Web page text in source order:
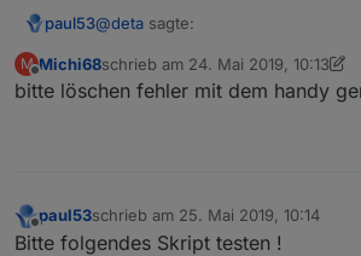
paul53@deta sagte:
Das Wetter und tvspielfilm ein
Laufen die Instanzen nicht
um diese Adapter.
M
Offline
Michi68schrieb am 24. Mai 2019, 10:13
zuletzt editiert von Michi68
bitte löschen fehler mit dem handy
Offline
paul53schrieb am 25. Mai 2019, 10:14
zuletzt editiert von
Bitte folgendes Skript testen !